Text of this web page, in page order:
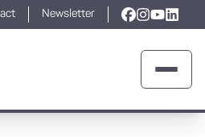
Newsletter
Lien vers la
Lien vers
LienLien